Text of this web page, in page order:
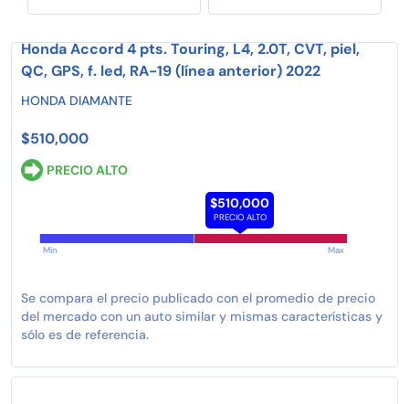
Honda Accord 4 pts. Touring, L4, 2.0T, CVT, piel,
QC, GPS, f. led, RA-19 (línea anterior) 2022
HONDA DIAMANTE
$510,000
PRECIO ALTO
$510,000
PRECIO ALTO
Min Max
Se compara el precio publicado con el promedio de precio
del mercado con un auto similar y mismas características y
sólo es de referencia.